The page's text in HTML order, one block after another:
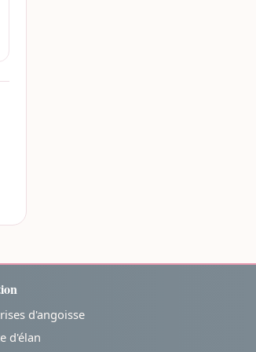
d'angoisse
d'élan